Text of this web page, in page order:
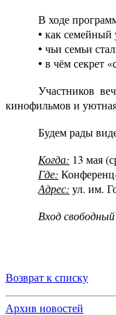
В ходе
• как семейный
• чьи семьи
• в чём секрет
Участников
кинофильмов и
Будем рады
Когда: 13 мая
Где:
Адрес: ул. им.
Вход свободный
Возврат к списку
Архив новостей